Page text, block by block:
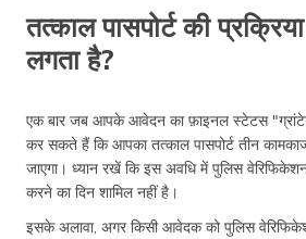
तत्काल पासपोर्ट की
लगता है?
एक बार जब आपके आवेदन का फ़ाइनल स्टेटस
कर सकते हैं कि आपका तत्काल पासपोर्ट तीन
जाएगा। ध्यान रखें कि इस अवधि में पुलिस
करने का दिन शामिल नहीं है।
इसके अलावा, अगर किसी आवेदक को पुलिस